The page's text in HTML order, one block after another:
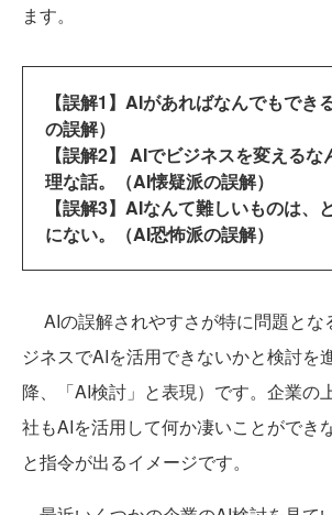
ます。
【誤解1】AIがあればなんでもでき
の誤解）
【誤解2】 AIでビジネスを変える
理な話。（AI懐疑派の誤解）
【誤解3】AIなんて難しいものは、
にない。（AI恐怖派の誤解）
AIの誤解されやすさが特に問題とな
ジネスでAIを活用できないかと検討を
降、「AI検討」と表現）です。企業の
社もAIを活用して何か凄いことができ
と指令が出るイメージです。